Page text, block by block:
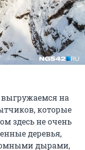
на
которые
здесь не очень
деревья,
дырами,